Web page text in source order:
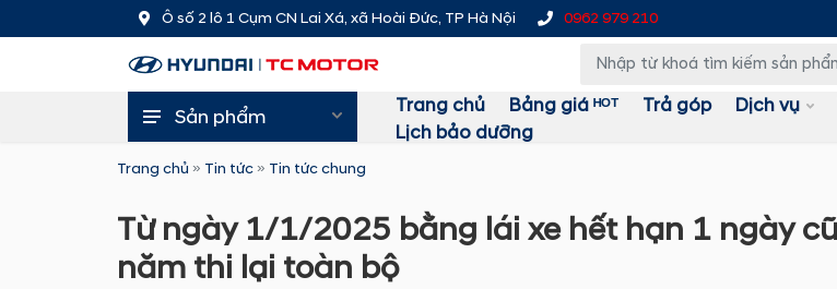
Ô số 2 lô 1 Cụm CN Lai Xá, xã Hoài Đức, TP Hà Nội 0962 979 210
Sản phẩm Trang chủ Bảng giá ᴴᴼᵀ Trả góp Dịch vụ
Lịch bảo dưỡng
Trang chủ » Tin tức» Tin tức chung
Từ ngày 1/1/2025 bằng lái xe hết hạn 1 ngày
năm thi lại toàn bộ